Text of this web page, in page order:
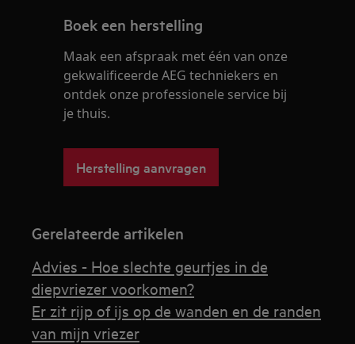
Boek een herstelling
Maak een afspraak met één van onze
gekwalificeerde AEG techniekers en
ontdek onze professionele service bij
je thuis.
Herstelling aanvragen
Gerelateerde artikelen
Advies - Hoe slechte geurtjes in de
diepvriezer voorkomen?
Er zit rijp of ijs op de wanden en de randen
van mijn vriezer